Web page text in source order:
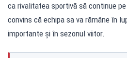
ca rivalitatea sportivă să continue
convins că echipa sa va rămâne în
importante și în sezonul viitor.